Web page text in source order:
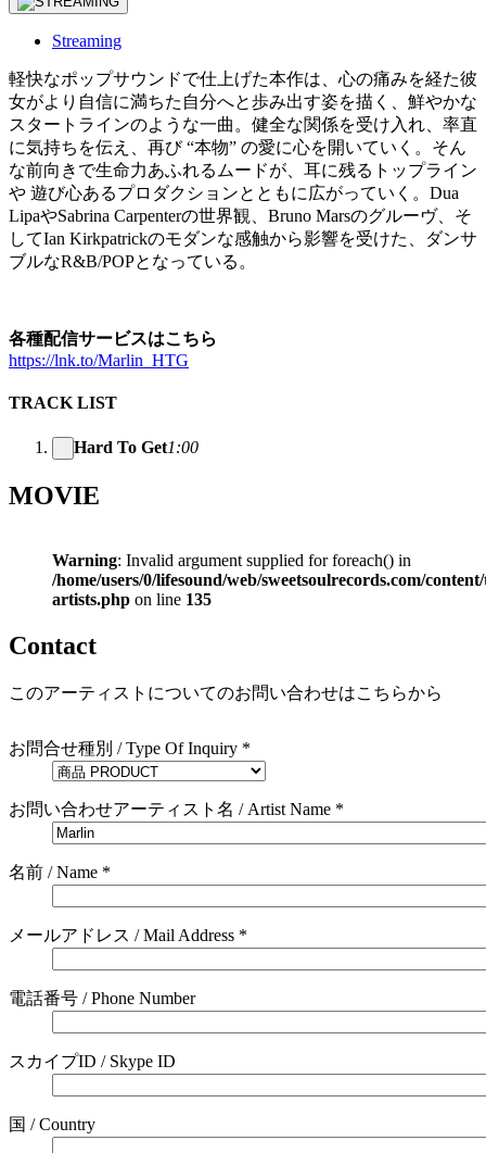
Streaming
軽快なポップサウンドで仕上げた本作は、心の痛みを経た彼
女がより自信に満ちた自分へと歩み出す姿を描く、鮮やかな
スタートラインのような一曲。健全な関係を受け入れ、率直
に気持ちを伝え、再び “本物” の愛に心を開いていく。そん
な前向きで生命力あふれるムードが、耳に残るトップライン
や 遊び心あるプロダクションとともに広がっていく。Dua
LipaやSabrina Carpenterの世界観、Bruno Marsのグルーヴ、そ
してIan Kirkpatrickのモダンな感触から影響を受けた、ダンサ
ブルなR&B/POPとなっている。
各種配信サービスはこちら
https://lnk.to/Marlin_HTG
TRACK LIST
Hard To Get1:00
MOVIE
Warning: Invalid argument supplied for foreach() in
/home/users/0/lifesound/web/sweetsoulrecords.com/
artists.php on line 135
Contact
このアーティストについてのお問い合わせはこちらから
お問合せ種別 / Type Of Inquiry *
お問い合わせアーティスト名 / Artist Name *
名前 / Name *
メールアドレス / Mail Address *
電話番号 / Phone Number
スカイプID / Skype ID
国 / Country